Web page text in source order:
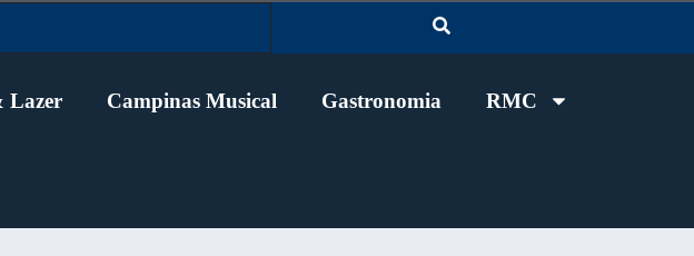
Lazer Campinas Musical Gastronomia RMC